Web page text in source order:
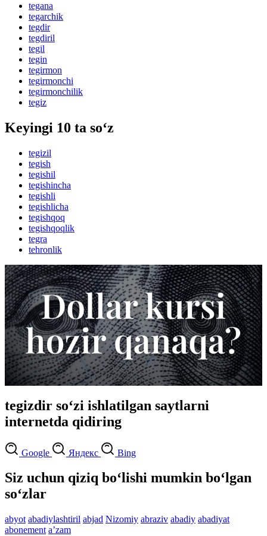
tegana
tegarchik
tegdir
tegdiril
tegil
tegin
tegirmon
tegirmonchi
tegirmonchilik
tegiz
Keyingi 10 ta so‘z
tegizil
tegish
tegishil
tegishincha
tegishli
tegishlicha
tegishqoq
tegishqoqlik
tegra
tehronlik
tegizdir so‘zi ishlatilgan saytlarni
internetda qidiring
Google Яндекс Bing
Siz uchun qiziq bo‘lishi mumkin bo‘lgan
so‘zlar
abyot abadiylashtiril abjad Nizomiy abraziv abadiy abadiyat
abonement aʼzam